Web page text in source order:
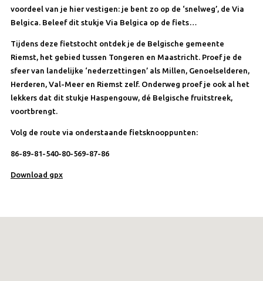
voordeel van je hier vestigen: je bent zo op de ‘snelweg’, de Via
Belgica. Beleef dit stukje Via Belgica op de fiets…
Tijdens deze fietstocht ontdek je de Belgische gemeente
Riemst, het gebied tussen Tongeren en Maastricht. Proef je de
sfeer van landelijke ‘nederzettingen’ als Millen, Genoelselderen,
Herderen, Val-Meer en Riemst zelf. Onderweg proef je ook al het
lekkers dat dit stukje Haspengouw, dé Belgische fruitstreek,
voortbrengt.
Volg de route via onderstaande fietsknooppunten:
86-89-81-540-80-569-87-86
Download gpx